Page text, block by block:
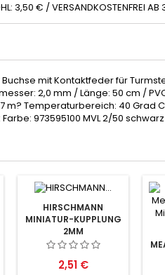
3,50 € / VERSANDKOSTENFREI AB
mit Kontaktfeder für
2,0 mm / Länge: 50 cm /
m? Temperaturbereich: 40 Grad
973595100 MVL 2/50 schwarz
HIRSCHMANN
MINIATUR-KUPPLUNG
2MM
Preis
2,51 €